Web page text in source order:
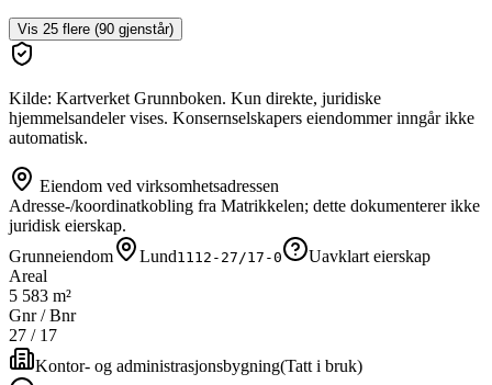
Vis 25 flere (90 gjenstår)
Kilde: Kartverket Grunnboken. Kun direkte, juridiske
hjemmelsandeler vises. Konsernselskapers eiendommer inngår ikke
automatisk.
Eiendom ved virksomhetsadressen
Adresse-/koordinatkobling fra Matrikkelen; dette dokumenterer ikke
juridisk eierskap.
Grunneiendom
Lund1112-27/17-0
Uavklart eierskap
Areal
5 583 m²
Gnr / Bnr
27 / 17
Kontor- og administrasjonsbygning(Tatt i bruk)